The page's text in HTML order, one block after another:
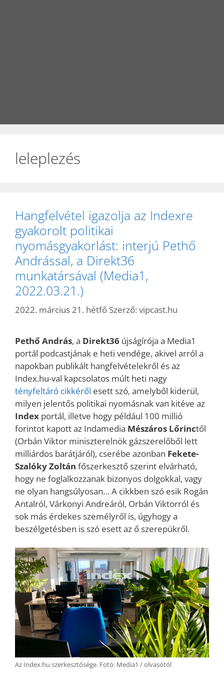
leleplezés
Hangfelvétel igazolja az Indexre
gyakorolt politikai
nyomásgyakorlást: interjú Pethő
Andrással, a Direkt36
munkatársával (Media1,
2022.03.21.)
2022. március 21. hétfő Szerző: vipcast.hu
Pethő András, a Direkt36 újságírója a Media1
portál podcastjának e heti vendége, akivel arról a
napokban publikált hangfelvételekről és az
Index.hu-val kapcsolatos múlt heti nagy
tényfeltáró cikkéről esett szó, amelyből kiderül,
milyen jelentős politikai nyomásnak van kitéve az
Index portál, illetve hogy például 100 millió
forintot kapott az Indamedia Mészáros Lőrinctől
(Orbán Viktor miniszterelnök gázszerelőből lett
milliárdos barátjáról), cserébe azonban Fekete-
Szalóky Zoltán főszerkesztő szerint elvárható,
hogy ne foglalkozzanak bizonyos dolgokkal, vagy
ne olyan hangsúlyosan… A cikkben szó esik Rogán
Antalról, Várkonyi Andreáról, Orbán Viktorról és
sok más érdekes személyről is, úgyhogy a
beszélgetésben is szó esett az ő szerepükről.
Az Index.hu szerkesztősége. Fotó: Media1 / olvasótól